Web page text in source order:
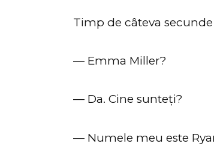
Timp de câteva
— Emma Miller?
— Da. Cine sunteți?
— Numele meu este